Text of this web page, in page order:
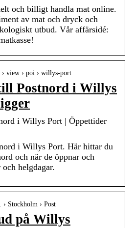
och billigt handla mat online.
av mat och dryck och
utbud. Vår affärsidé:
view › poi › willys-port
Postnord i Willys
i Willys Port | Öppettider
i Willys Port. Här hittar du
och när de öppnar och
och helgdagar.
Stockholm › Post
på Willys